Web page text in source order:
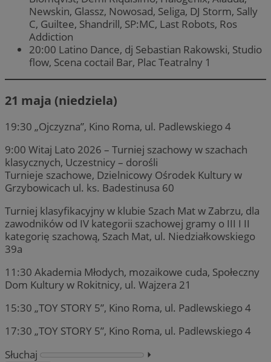
Newskin, Glassz, Nowosad, Seliga, DJ Storm, Sally
C, Guiltee, Shandrill, SP:MC, Last Robots, Ros
Addiction
20:00 Latino Dance, dj Sebastian Rakowski, Studio
flow, Scena coctail Bar, Plac Teatralny 1
21 maja (niedziela)
19:30 „Ojczyzna”, Kino Roma, ul. Padlewskiego 4
9:00 Witaj Lato 2026 – Turniej szachowy w szachach
klasycznych, Uczestnicy – dorośli
Turnieje szachowe, Dzielnicowy Ośrodek Kultury w
Grzybowicach ul. ks. Badestinusa 60
Turniej klasyfikacyjny w klubie Szach Mat w Zabrzu, dla
zawodników od IV kategorii szachowej gramy o III I II
kategorię szachową, Szach Mat, ul. Niedziałkowskiego
39a
11:30 Akademia Młodych, mozaikowe cuda, Społeczny
Dom Kultury w Rokitnicy, ul. Wajzera 21
15:30 „TOY STORY 5”, Kino Roma, ul. Padlewskiego 4
17:30 „TOY STORY 5”, Kino Roma, ul. Padlewskiego 4
Słuchaj
⏵︎